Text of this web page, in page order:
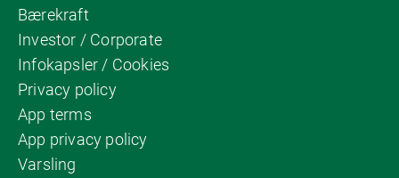
Bærekraft
Investor / Corporate
Infokapsler / Cookies
Privacy policy
App terms
App privacy policy
Varsling